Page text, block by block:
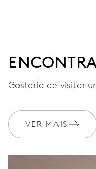
Gostaria de visitar
VER MAIS